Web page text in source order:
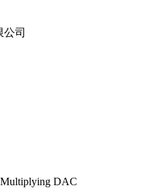
司
DAC